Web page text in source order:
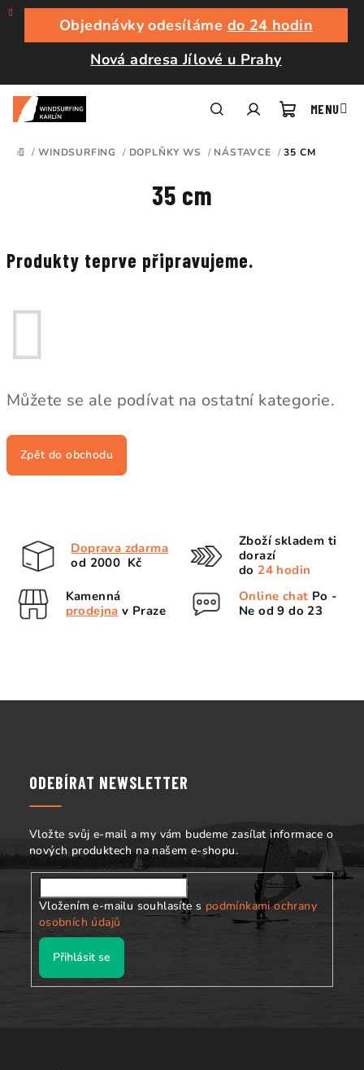
Přejít
obsah
Objednávky odesíláme do 24 hodin
Nová adresa Jílové u Prahy
DOMŮ
/ WINDSURFING / DOPLŇKY WS / NÁSTAVCE / 35 CM
35 cm
Produkty teprve připravujeme.
Můžete se ale podívat na ostatní kategorie.
Zpět do obchodu
Doprava zdarma
od 2000 Kč
Zboží skladem ti
dorazí
do 24 hodin
Kamenná
prodejna v Praze
Online chat Po -
Ne od 9 do 23
ODEBÍRAT NEWSLETTER
Vložte svůj e-mail a my vám budeme zasílat informace o
nových produktech na našem e-shopu.
Vložením e-mailu souhlasíte s podmínkami ochrany
osobních údajů
Přihlásit se